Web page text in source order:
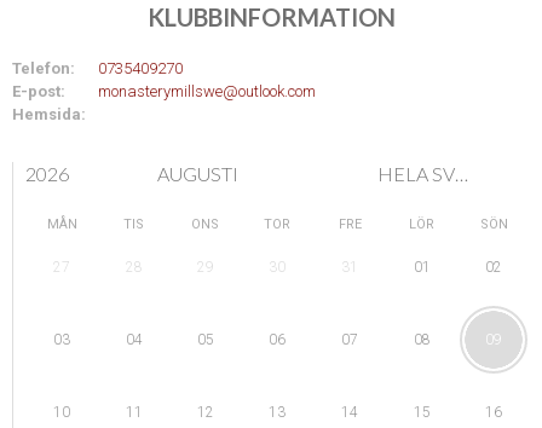
KLUBBINFORMATION
Telefon:
0735409270
E-post:
monasterymillswe@outlook.com
Hemsida:
2026 AUGUSTI HELA SVERIGE
MÅN TIS ONS TOR FRE LÖR SÖN
27 28 29 30 31 01 02
03 04 05 06 07 08 09
10 11 12 13 14 15 16